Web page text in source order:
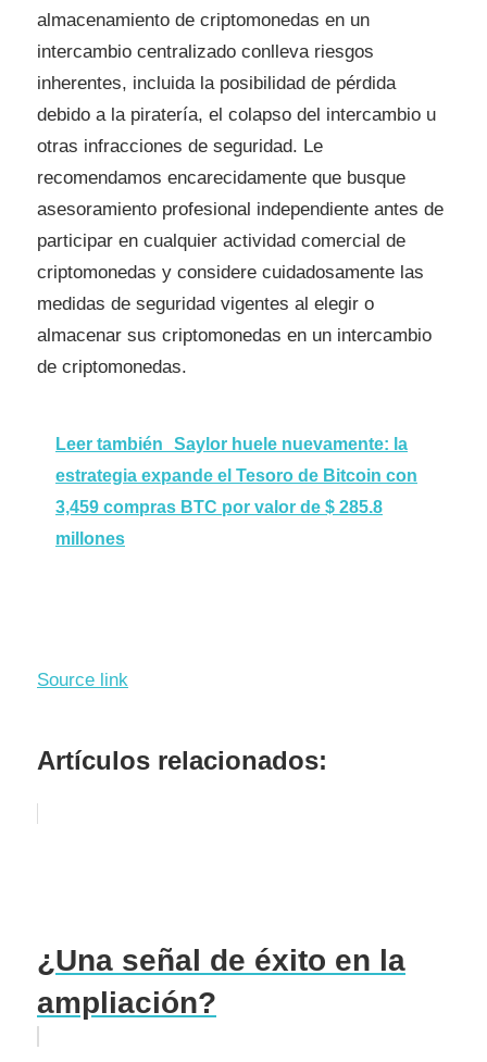
almacenamiento de criptomonedas en un
intercambio centralizado conlleva riesgos
inherentes, incluida la posibilidad de pérdida
debido a la piratería, el colapso del intercambio u
otras infracciones de seguridad. Le
recomendamos encarecidamente que busque
asesoramiento profesional independiente antes de
participar en cualquier actividad comercial de
criptomonedas y considere cuidadosamente las
medidas de seguridad vigentes al elegir o
almacenar sus criptomonedas en un intercambio
de criptomonedas.
Leer también
Saylor huele nuevamente: la
estrategia expande el Tesoro de Bitcoin con
3,459 compras BTC por valor de $ 285.8
millones
Source link
Artículos relacionados:
¿Una señal de éxito en la
ampliación?